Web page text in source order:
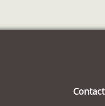
Contact